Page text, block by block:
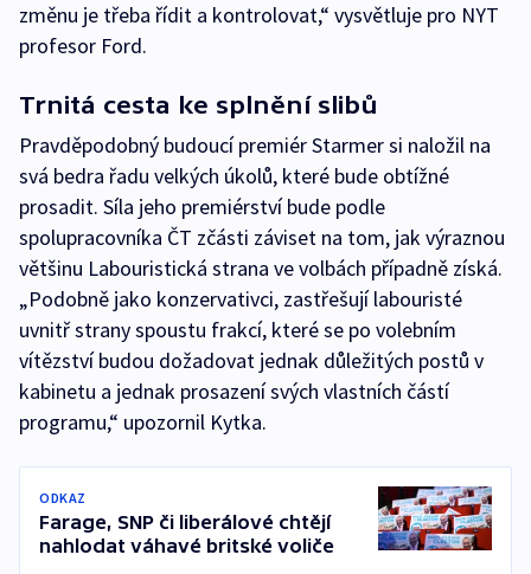
změnu je třeba řídit a kontrolovat,“ vysvětluje pro NYT
profesor Ford.
Trnitá cesta ke splnění slibů
Pravděpodobný budoucí premiér Starmer si naložil na
svá bedra řadu velkých úkolů, které bude obtížné
prosadit. Síla jeho premiérství bude podle
spolupracovníka ČT zčásti záviset na tom, jak výraznou
většinu Labouristická strana ve volbách případně získá.
„Podobně jako konzervativci, zastřešují labouristé
uvnitř strany spoustu frakcí, které se po volebním
vítězství budou dožadovat jednak důležitých postů v
kabinetu a jednak prosazení svých vlastních částí
programu,“ upozornil Kytka.
ODKAZ
Farage, SNP či liberálové chtějí
nahlodat váhavé britské voliče